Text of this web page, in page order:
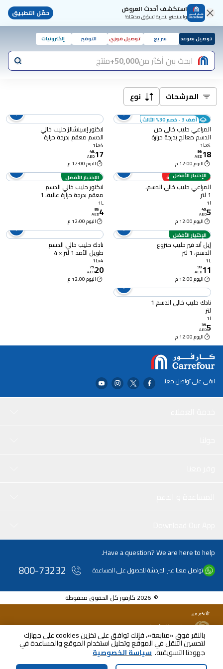
بالنقر فوق «متابعة»، فإنك توافق على تخزين cookies على جهازك
لتحسين التنقل في الموقع وتحليل استخدام الموقع والمساعدة في
جهودنا التسويقية. سياسة الخصوصية
استكشف أحدث العروض
واستمتع بتجربة تسوّق مذهلة! حمّل التطبيق
توصيل بموعد سريع توصيل فوري التوفير إلكترونيات
ابحث بين أكثر من50,000+ منتج
المرشحات نوع
أضف 3 - خصم 30% الثالث
المراعي حليب خالي من
الدسم معالج بدرجة حرارة
عالية 1 لتر حزمة من 4
1Lx4
18
.
99
AED
اليوم 12:00 م
لاكنور إسينشالز حليب خالي
الدسم معقم بدرجة حرارة
لتر
1Lx4
17
.
49
AED
اليوم 12:00 م
أسعار منخفضة
الإختيار الأفضل
المراعي حليب خالي الدسم،
1 لتر
1l
5
.
49
AED
اليوم 12:00 م
الإختيار الأفضل
لاكنور حليب خالي الدسم
معقم بدرجة حرارة عالية، 1
لتر1L
4
.
89
AED
اليوم 12:00 م
الإختيار الأفضل
إيل آند فير حليب منزوع
الدسم، 1 لتر
1L
11
.
99
AED
اليوم 12:00 م
نادك حليب خالي الدسم
طويل الأمد 1 لتر × 4
1Lx4
20
.
79
AED
اليوم 12:00 م
نادك حليب خالي الدسم 1
لتر
1l
5
.
39
AED
اليوم 12:00 م
ابقى على تواصل معنا
Have a question? We are here to help.
تواصل معنا عبر الدردشة للحصول على المساعدة 800-73232
© 2026 كارفور كل الحقوق محفوظة